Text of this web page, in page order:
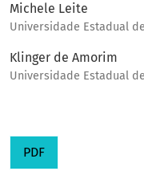
Michele Leite
Universidade Estadual
Klinger de Amorim
Universidade Estadual
PDF